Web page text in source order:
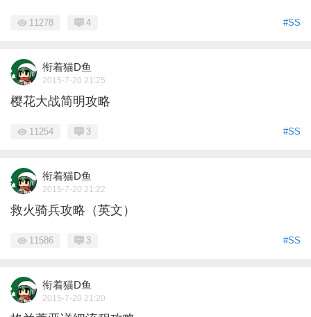
#SS
11278 4
衔着猫D鱼
2015-7-20 21:25
樱花大战简明攻略
#SS
11254 3
衔着猫D鱼
2015-7-20 21:22
救火骑兵攻略（英文）
#SS
11586 3
衔着猫D鱼
2015-7-20 21:20